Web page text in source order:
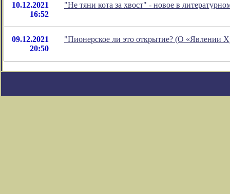
10.12.2021
16:52
"Не тяни кота за хвост" - новое в
09.12.2021
20:50
"Пионерское ли это открытие? (О «Явлении